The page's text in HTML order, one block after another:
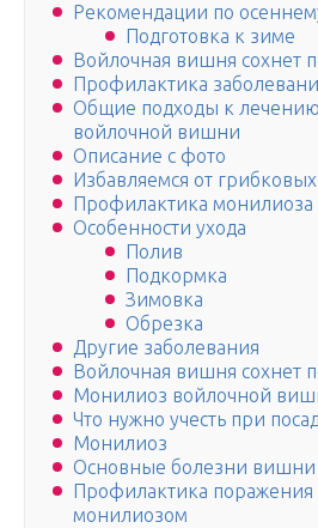
Рекомендации по
Подготовка к зиме
Войлочная вишня сохнет
Профилактика
Общие подходы к
войлочной вишни
Описание с фото
Избавляемся от
Профилактика монилиоза
Особенности ухода
Полив
Подкормка
Зимовка
Обрезка
Другие заболевания
Войлочная вишня сохнет
Монилиоз войлочной
Что нужно учесть при
Монилиоз
Основные болезни вишни
Профилактика
монилиозом